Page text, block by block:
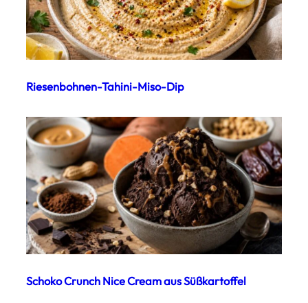
Riesenbohnen-Tahini-Miso-Dip
Schoko Crunch Nice Cream aus Süßkartoffel